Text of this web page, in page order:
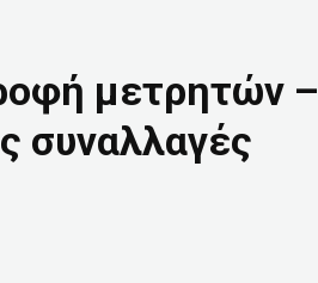
μετρητών –
συναλλαγές